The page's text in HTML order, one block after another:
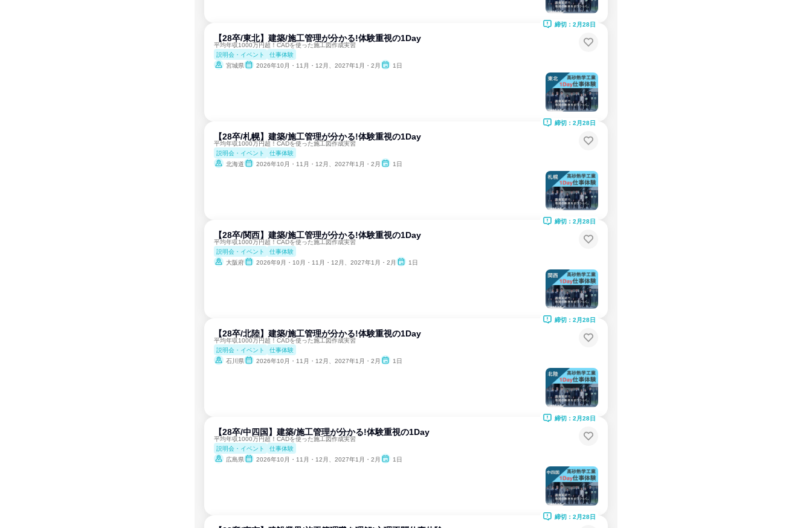
【28卒/東北】建築/施工管理が分かる!体験重視の1Day
平均年収1000万円超！CADを使った施工図作成実習
説明会・イベント
仕事体験
宮城県
2026年10月・11月・12月、2027年1月・2月 1日
締切：2月28日
【28卒/札幌】建築/施工管理が分かる!体験重視の1Day
平均年収1000万円超！CADを使った施工図作成実習
説明会・イベント
仕事体験
北海道
2026年10月・11月・12月、2027年1月・2月 1日
締切：2月28日
【28卒/関西】建築/施工管理が分かる!体験重視の1Day
平均年収1000万円超！CADを使った施工図作成実習
説明会・イベント
仕事体験
大阪府
2026年9月・10月・11月・12月、2027年1月・2月 1日
締切：2月28日
【28卒/北陸】建築/施工管理が分かる!体験重視の1Day
平均年収1000万円超！CADを使った施工図作成実習
説明会・イベント
仕事体験
石川県
2026年10月・11月・12月、2027年1月・2月 1日
締切：2月28日
【28卒/中四国】建築/施工管理が分かる!体験重視の1Day
平均年収1000万円超！CADを使った施工図作成実習
説明会・イベント
仕事体験
広島県
2026年10月・11月・12月、2027年1月・2月 1日
締切：2月28日
締切：2月28日